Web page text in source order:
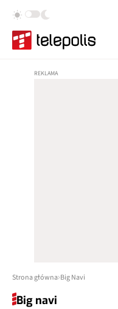
Strona główna Big Navi
Big navi